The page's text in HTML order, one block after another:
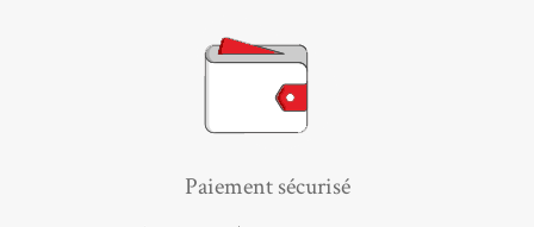
Paiement sécurisé